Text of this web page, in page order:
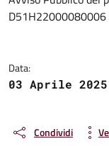
D51H22000080006
Data:
03 Aprile 2025
Condividi